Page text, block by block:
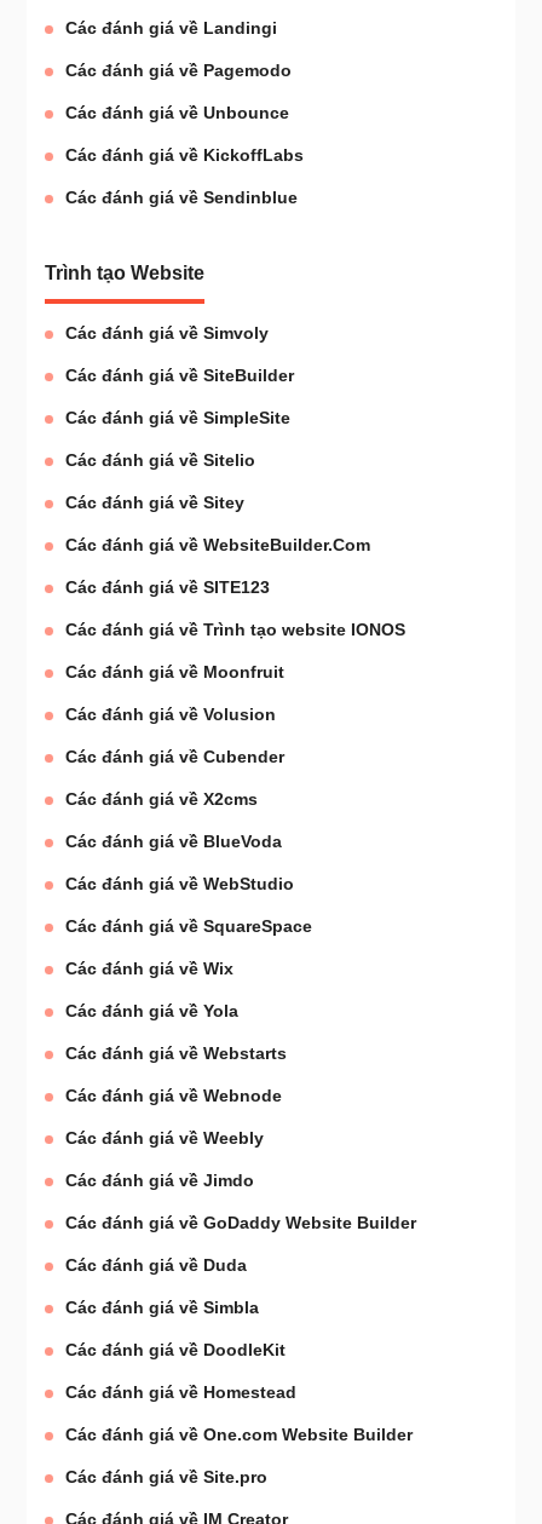
Các đánh giá về Landingi
Các đánh giá về Pagemodo
Các đánh giá về Unbounce
Các đánh giá về KickoffLabs
Các đánh giá về Sendinblue
Trình tạo Website
Các đánh giá về Simvoly
Các đánh giá về SiteBuilder
Các đánh giá về SimpleSite
Các đánh giá về Sitelio
Các đánh giá về Sitey
Các đánh giá về WebsiteBuilder.Com
Các đánh giá về SITE123
Các đánh giá về Trình tạo website IONOS
Các đánh giá về Moonfruit
Các đánh giá về Volusion
Các đánh giá về Cubender
Các đánh giá về X2cms
Các đánh giá về BlueVoda
Các đánh giá về WebStudio
Các đánh giá về SquareSpace
Các đánh giá về Wix
Các đánh giá về Yola
Các đánh giá về Webstarts
Các đánh giá về Webnode
Các đánh giá về Weebly
Các đánh giá về Jimdo
Các đánh giá về GoDaddy Website Builder
Các đánh giá về Duda
Các đánh giá về Simbla
Các đánh giá về DoodleKit
Các đánh giá về Homestead
Các đánh giá về One.com Website Builder
Các đánh giá về Site.pro
Các đánh giá về IM Creator